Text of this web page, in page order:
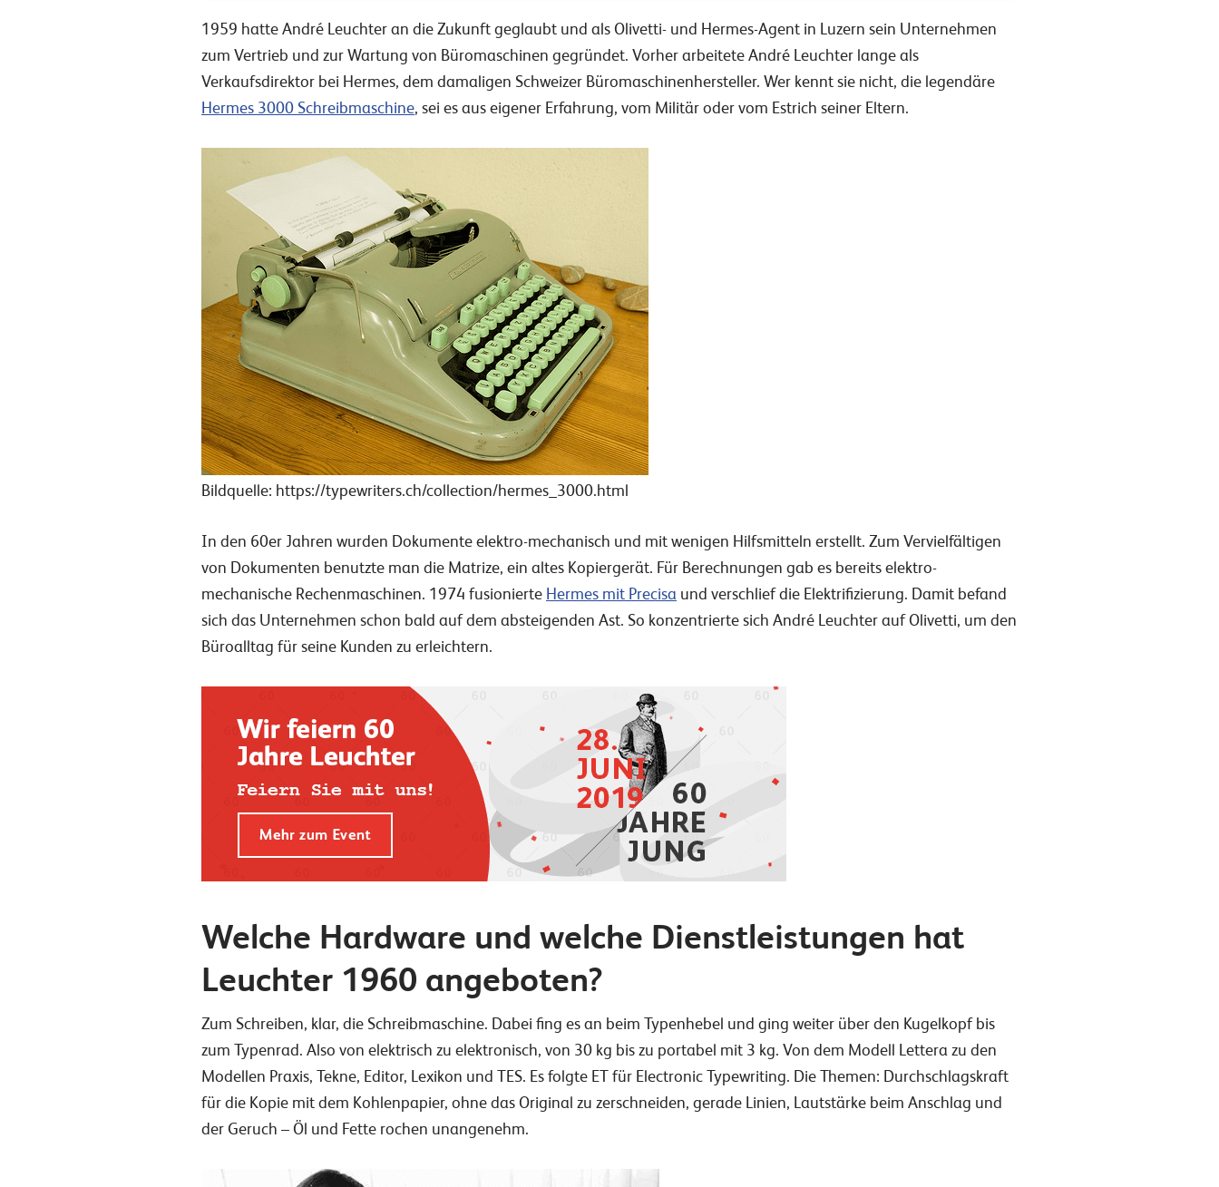
1959 hatte André Leuchter an die Zukunft geglaubt und als Olivetti- und Hermes-Agent in Luzern sein Unternehmen
zum Vertrieb und zur Wartung von Büromaschinen gegründet. Vorher arbeitete André Leuchter lange als
Verkaufsdirektor bei Hermes, dem damaligen Schweizer Büromaschinenhersteller. Wer kennt sie nicht, die legendäre
Hermes 3000 Schreibmaschine, sei es aus eigener Erfahrung, vom Militär oder vom Estrich seiner Eltern.
Bildquelle: https://typewriters.ch/collection/hermes_3000.html
In den 60er Jahren wurden Dokumente elektro-mechanisch und mit wenigen Hilfsmitteln erstellt. Zum Vervielfältigen
von Dokumenten benutzte man die Matrize, ein altes Kopiergerät. Für Berechnungen gab es bereits elektro-
mechanische Rechenmaschinen. 1974 fusionierte Hermes mit Precisa und verschlief die Elektrifizierung. Damit befand
sich das Unternehmen schon bald auf dem absteigenden Ast. So konzentrierte sich André Leuchter auf Olivetti, um den
Büroalltag für seine Kunden zu erleichtern.
Welche Hardware und welche Dienstleistungen hat
Leuchter 1960 angeboten?
Zum Schreiben, klar, die Schreibmaschine. Dabei fing es an beim Typenhebel und ging weiter über den Kugelkopf bis
zum Typenrad. Also von elektrisch zu elektronisch, von 30 kg bis zu portabel mit 3 kg. Von dem Modell Lettera zu den
Modellen Praxis, Tekne, Editor, Lexikon und TES. Es folgte ET für Electronic Typewriting. Die Themen: Durchschlagskraft
für die Kopie mit dem Kohlenpapier, ohne das Original zu zerschneiden, gerade Linien, Lautstärke beim Anschlag und
der Geruch – Öl und Fette rochen unangenehm.